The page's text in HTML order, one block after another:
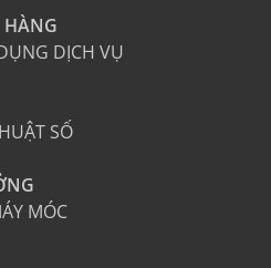
HÀNG
DỊCH VỤ
SỐ
MÓC